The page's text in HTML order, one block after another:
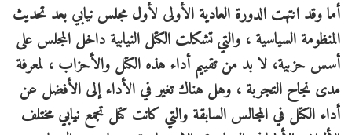
أما وقد انتهت الدورة العادية الأولى لأول مجلس نيابي بعد تحديث
المنظومة السياسية ، والتي تشكلت الكتل النيابية داخل المجلس على
أسس حزبية، لا بد من تقييم أداء هذه الكتل والأحزاب ، لمعرفة
مدى نجاح التجربة ، وهل هناك تغير في الأداء إلى الأفضل عن
أداء الكتل في المجالس السابقة والتي كانت كتل تجمع نيابي مختلف